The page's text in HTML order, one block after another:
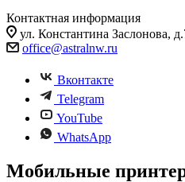
Контактная информация
ул. Константина Заслонова,
office@astralnw.ru
Вконтакте
Telegram
YouTube
WhatsApp
Мобильные